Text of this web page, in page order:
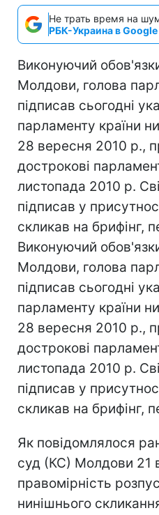
Не трать время на
РБК-Украина в Google
Виконуючий
Молдови, голова
підписав сьогодні
парламенту країни
28 вересня 2010 р.,
дострокові
листопада 2010 р.
підписав у
скликав на брифінг,
Виконуючий
Молдови, голова
підписав сьогодні
парламенту країни
28 вересня 2010 р.,
дострокові
листопада 2010 р.
підписав у
скликав на брифінг,
Як повідомлялося
суд (КС) Молдови 21
правомірність
нинішнього